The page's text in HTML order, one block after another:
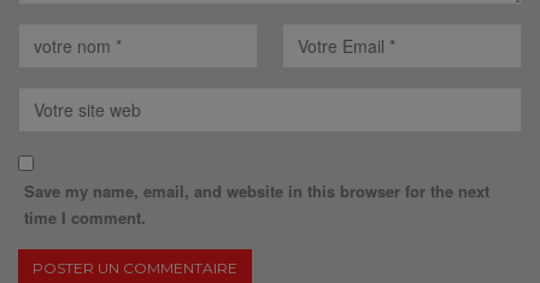
Save my name, email, and website in this browser for the next
time I comment.